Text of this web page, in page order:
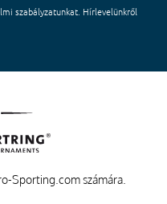
szabályzatunkat. Hírlevelünkről
Sporting.com számára.